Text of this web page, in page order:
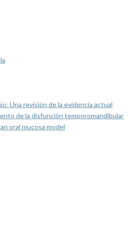
Una revisión de la evidencia actual
de la disfunción temporomandibular
oral mucosa model